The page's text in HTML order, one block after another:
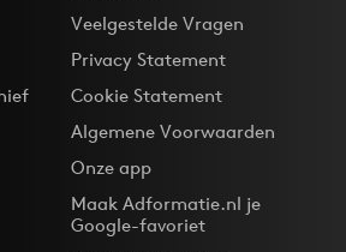
Veelgestelde Vragen
Privacy Statement
Cookie Statement
Algemene Voorwaarden
Onze app
Maak Adformatie.nl je
Google-favoriet